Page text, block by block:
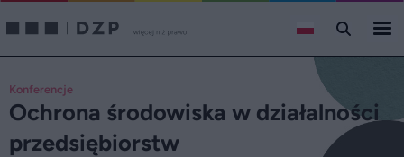
Konferencje
Ochrona środowiska w działalności
przedsiębiorstw